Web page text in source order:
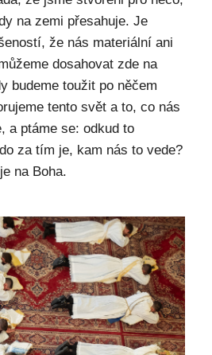
na zemi přesahuje. Je
že nás materiální ani
dosahovat zde na
budeme toužit po něčem
tento svět a to, co nás
a ptáme se: odkud to
za tím je, kam nás to vede?
na Boha.